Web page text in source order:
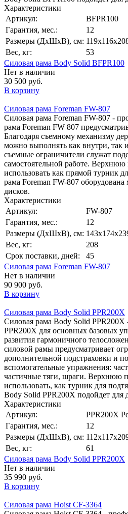
Характеристики
Артикул:
BFPR100
Гарантия, мес.:
12
Размеры (ДхШхВ), см:
Вес, кг:
53
Силовая рама Body Solid BFPR100
Нет в наличии
30 500 руб.
В корзину
Силовая рама Foreman FW-807
Силовая рама Foreman FW-807 -
рама Foreman FW 807
Благодаря съемному механизму
можно выполнять как внутри, так
съемные ограничители служат
самостоятельной работе.
использовать как прямой турник
рама Foreman FW-807
дисков.
Характеристики
Артикул:
FW-807
Гарантия, мес.:
12
Размеры (ДхШхВ), см:
Вес, кг:
208
Срок поставки, дней:
45
Силовая рама Foreman FW-807
Нет в наличии
90 900 руб.
В корзину
Силовая рама Body Solid PPR200X
Силовая рама Body Solid PPR200X
PPR200X для основных базовых
развития гармоничного
силовой рамы предусматривает
дополнительной подстраховки и
вспомогательные упражнения:
частичные тяги, шраги. Верхнюю
использовать, как турник для
Body Solid PPR200X подойдет для
Характеристики
Артикул:
PPR200X
Гарантия, мес.:
12
Размеры (ДхШхВ), см:
Вес, кг:
61
Силовая рама Body Solid PPR200X
Нет в наличии
35 990 руб.
В корзину
Силовая рама Hoist CF-3364